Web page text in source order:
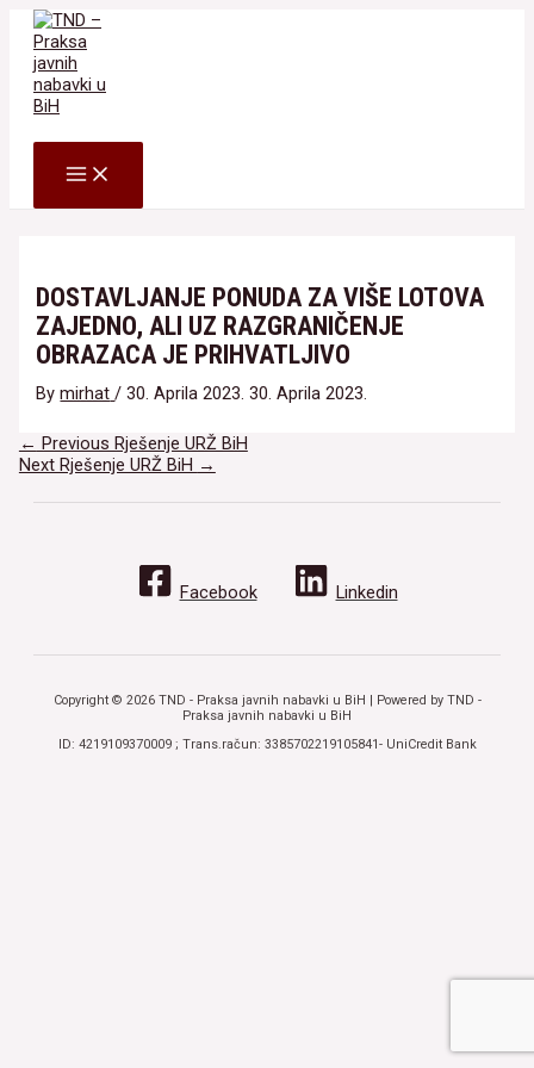
Skip
content
MAIN
MENU
DOSTAVLJANJE PONUDA ZA VIŠE LOTOVA
ZAJEDNO, ALI UZ RAZGRANIČENJE
OBRAZACA JE PRIHVATLJIVO
Bymirhat /30. Aprila 2023. 30. Aprila 2023.
Navigacija
članaka
← Previous Rješenje URŽ BiH
Next Rješenje URŽ BiH →
Facebook Linkedin
Copyright © 2026 TND - Praksa javnih nabavki u BiH | Powered by TND -
Praksa javnih nabavki u BiH
ID: 4219109370009 ; Trans.račun: 3385702219105841- UniCredit Bank